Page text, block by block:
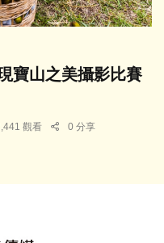
寶山之美攝影比賽
觀看 0 分享